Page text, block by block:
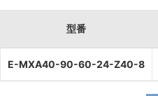
型番
E-MXA40-90-60-24-Z40-8